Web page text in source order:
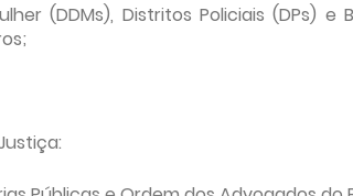
(DDMs), Distritos Policiais (DPs) e